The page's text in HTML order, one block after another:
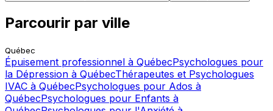
Parcourir par ville
Québec
Épuisement professionnel à QuébecPsychologues pour
la Dépression à QuébecThérapeutes et Psychologues
IVAC à QuébecPsychologues pour Ados à
QuébecPsychologues pour Enfants à